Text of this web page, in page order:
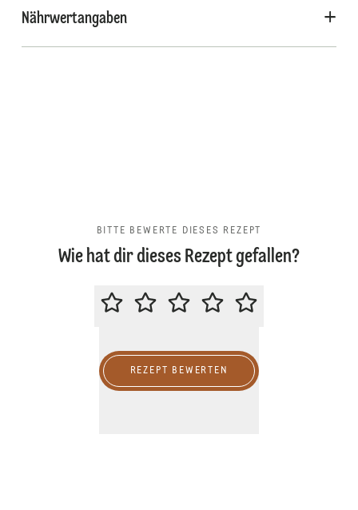
Nährwertangaben
BITTE BEWERTE DIESES REZEPT
Wie hat dir dieses Rezept gefallen?
BITTE BEWERTE DIESES REZEPT
REZEPT BEWERTEN